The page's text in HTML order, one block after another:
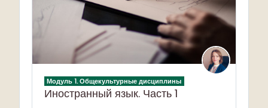
Модуль 1. Общекультурные дисциплины
Иностранный язык. Часть 1